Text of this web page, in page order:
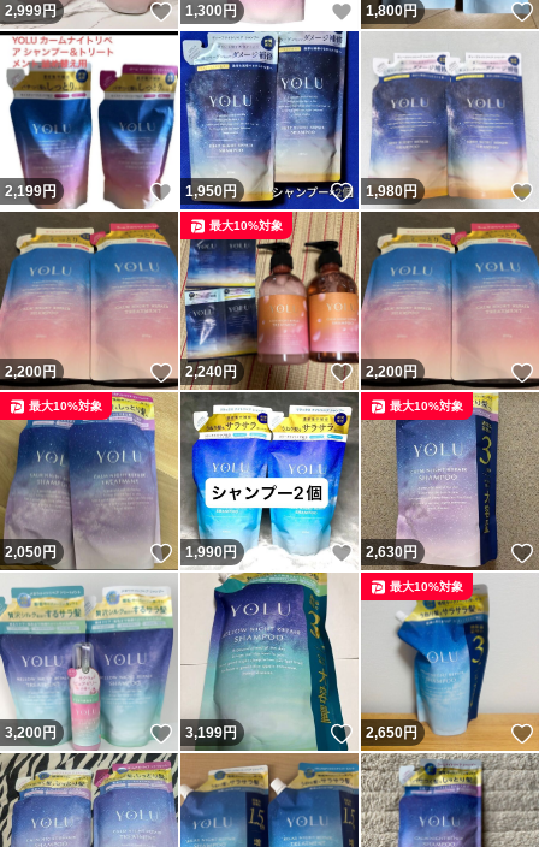
2,999円 いいね！
1,300 円 いいね！
1,800円
2,199円 いいね！
1,950円 いいね！
1,980円
2,200円 いいね！
2,240円 いいね！
最大10%対象
2,200円
2,050円 いいね！
最大10%対象
1,990円 いいね！
2,630円
最大10%対象
3,200円 いいね！
3,199円 いいね！
2,650円
最大10%対象